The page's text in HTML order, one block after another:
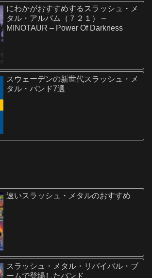
にわかがおすすめするスラッシュ・メ
タル・アルバム（７２１） –
MINOTAUR – Power Of Darkness
スウェーデンの新世代スラッシュ・メ
タル・バンド7選
速いスラッシュ・メタルのおすすめ
スラッシュ・メタル・リバイバル・ブ
ームで登場したバンド